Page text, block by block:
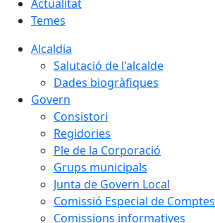
Actualitat
Temes
Alcaldia
Salutació de l'alcalde
Dades biogràfiques
Govern
Consistori
Regidories
Ple de la Corporació
Grups municipals
Junta de Govern Local
Comissió Especial de Comptes
Comissions informatives